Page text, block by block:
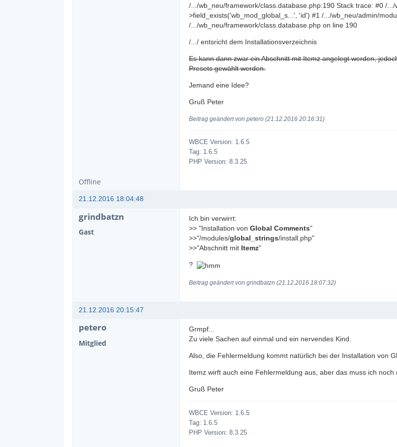
/.../wb_neu/framework/class.database.php:190 Stack trace: #0 /
>field_exists('wb_mod_global_s...', 'id') #1 /.../wb_neu/admin/
/.../wb_neu/framework/class.database.php on line 190
/.../ entsricht dem Installationsverzeichnis
Es kann dann zwar ein Abschnitt mit Itemz angelegt werden,
Presets gewählt werden.
Jemand eine Idee?
Gruß Peter
Beitrag geändert von petero (21.12.2016 20:16:31)
WBCE Version: 1.6.5
Tag: 1.6.5
PHP Version: 8.3.25
Offline
21.12.2016 18:04:48
grindbatzn
Gast
Ich bin verwirrt:
>> "Installation von Global Comments"
>>"/modules/global_strings/install.php"
>>"Abschnitt mit Itemz"
?
Beitrag geändert von grindbatzn (21.12.2016 18:07:32)
21.12.2016 20:15:47
petero
Mitglied
Grmpf...
Zu viele Sachen auf einmal und ein nervendes Kind.
Also, die Fehlermeldung kommt natürlich bei der Installation von
Itemz wirft auch eine Fehlermeldung aus, aber das muss ich
Gruß Peter
WBCE Version: 1.6.5
Tag: 1.6.5
PHP Version: 8.3.25